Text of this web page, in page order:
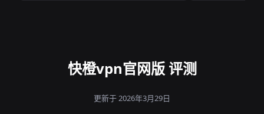
快橙vpn官网版 评测
更新于 2026年3月29日